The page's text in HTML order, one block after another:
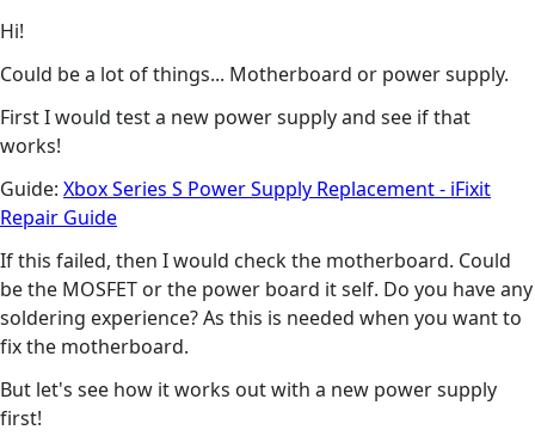
Hi!
Could be a lot of things... Motherboard or power supply.
First I would test a new power supply and see if that
works!
Guide: Xbox Series S Power Supply Replacement - iFixit
Repair Guide
If this failed, then I would check the motherboard. Could
be the MOSFET or the power board it self. Do you have any
soldering experience? As this is needed when you want to
fix the motherboard.
But let's see how it works out with a new power supply
first!